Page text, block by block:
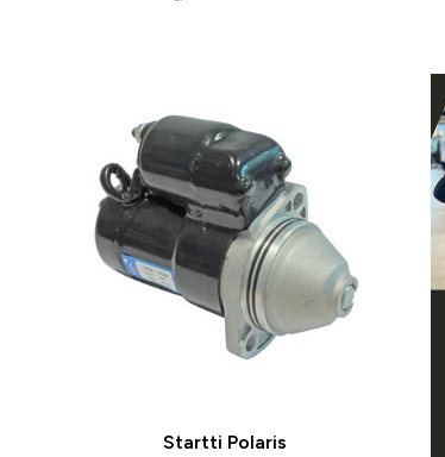
Startti Polaris